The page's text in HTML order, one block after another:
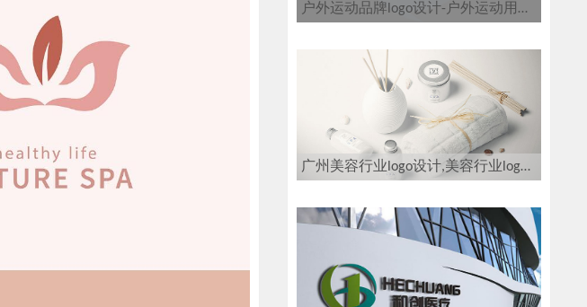
户外运动品牌logo设计-户外运动用品logo设计公司
广州美容行业logo设计,美容行业logo设计公司